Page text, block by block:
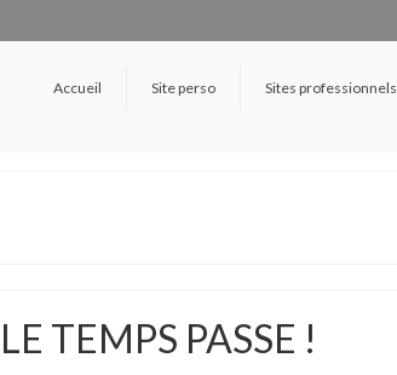
Accueil Site perso Sites professionnels
LE TEMPS PASSE !